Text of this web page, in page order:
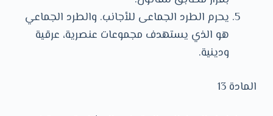
يحرم الطرد الجماعى للأجانب. والطرد الجماعي
هو الذي يستهدف مجموعات عنصرية، عرقية
ودينية.
المادة 13